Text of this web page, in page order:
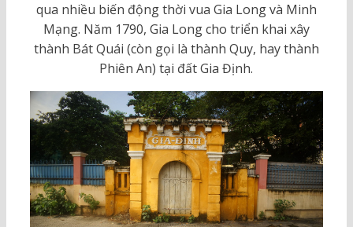
qua nhiều biến động thời vua Gia Long và Minh
Mạng. Năm 1790, Gia Long cho triển khai xây
thành Bát Quái (còn gọi là thành Quy, hay thành
Phiên An) tại đất Gia Định.